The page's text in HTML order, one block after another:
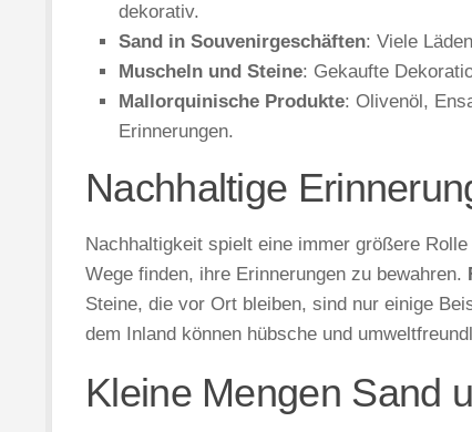
dekorativ.
Sand in Souvenirgeschäften: Viele
Muscheln und Steine: Gekaufte
Mallorquinische Produkte: Olivenöl,
Erinnerungen.
Nachhaltige
Nachhaltigkeit spielt eine immer größere
Wege finden, ihre Erinnerungen zu bewahren.
Steine, die vor Ort bleiben, sind nur einige
dem Inland können hübsche und
Kleine Mengen Sand